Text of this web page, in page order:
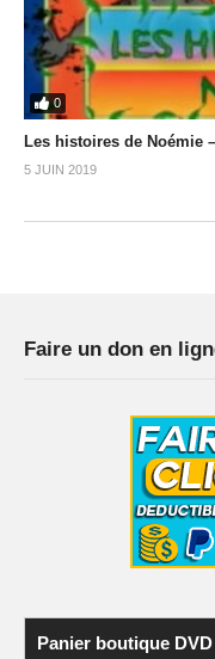
0
Les histoires de Noémie
5 JUIN 2019
Faire un don en
Panier boutique DVD